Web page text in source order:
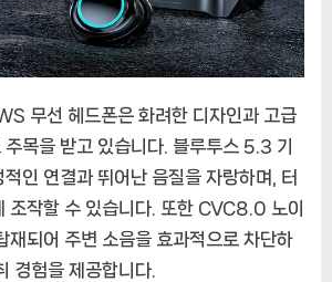
무선 헤드폰은 화려한 디자인과 고급
주목을 받고 있습니다. 블루투스 5.3 기
인 연결과 뛰어난 음질을 자랑하며, 터
조작할 수 있습니다. 또한 CVC8.0 노이
재되어 주변 소음을 효과적으로 차단하
경험을 제공합니다.